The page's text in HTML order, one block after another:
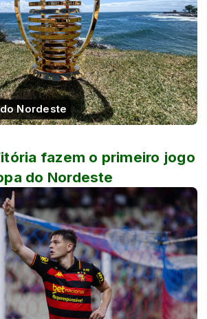
Nordeste
fazem o primeiro jogo
do Nordeste